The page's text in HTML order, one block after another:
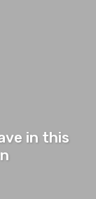
in this